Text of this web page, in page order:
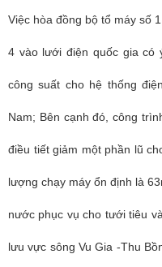
Việc hòa đồng bộ tổ máy số
4 vào lưới điện quốc gia có
công suất cho hệ thống
Nam; Bên cạnh đó, công
điều tiết giảm một phần lũ
lượng chạy máy ổn định là
nước phục vụ cho tưới tiêu
lưu vực sông Vu Gia -Thu